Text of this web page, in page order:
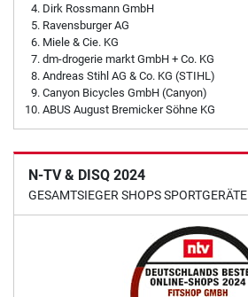
Dirk Rossmann GmbH
Ravensburger AG
Miele & Cie. KG
dm-drogerie markt GmbH + Co. KG
Andreas Stihl AG & Co. KG (STIHL)
Canyon Bicycles GmbH (Canyon)
ABUS August Bremicker Söhne KG
N-TV & DISQ 2024
GESAMTSIEGER SHOPS SPORTGERÄTE